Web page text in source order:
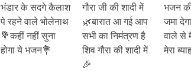
भंडार के सदगे कैलाश
पे रहने वाले भोलेनाथ
💐कहीं नहीं सुना
होगा ये भजन💐
गौरा जी की शादी में
🌿बारात आ गई आप
सभी का निमंत्रण है
शिव गौरा की शादी में
🎉
भजन
जमा
वाले से
मेरा